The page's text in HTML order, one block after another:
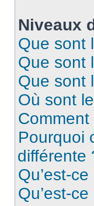
Niveaux
Que sont
Que sont
Que sont
Où sont
Comment
Pourquoi
différente
Qu’est-
Qu’est-